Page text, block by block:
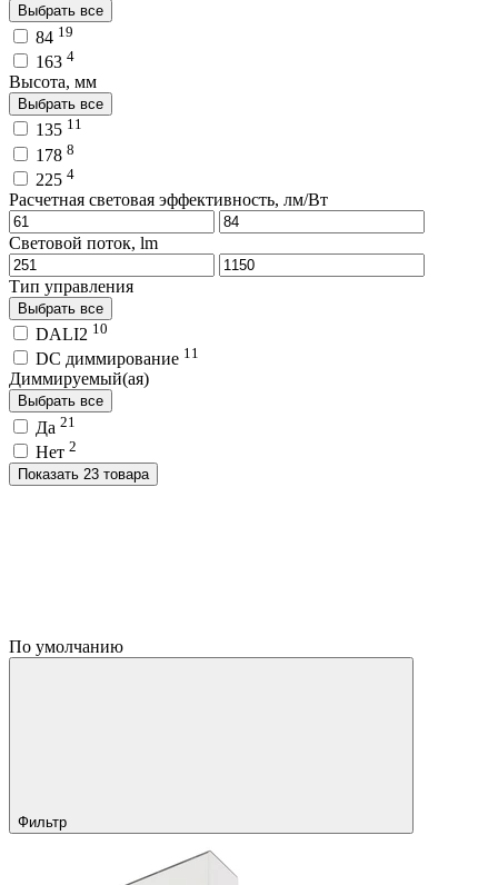
Выбрать все
84 19
163 4
Высота, мм
Выбрать все
135 11
178 8
225 4
Расчетная световая эффективность, лм/Вт
Световой поток, lm
Тип управления
Выбрать все
DALI2 10
DC диммирование 11
Диммируемый(ая)
Выбрать все
Да 21
Нет 2
Показать 23 товара
По умолчанию
Фильтр